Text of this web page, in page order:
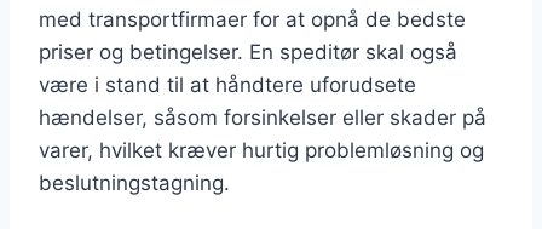
med transportfirmaer for at opnå de bedste
priser og betingelser. En speditør skal også
være i stand til at håndtere uforudsete
hændelser, såsom forsinkelser eller skader på
varer, hvilket kræver hurtig problemløsning og
beslutningstagning.